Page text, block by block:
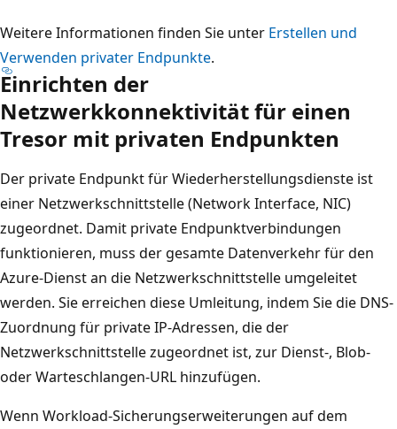
Weitere Informationen finden Sie unter Erstellen und
Verwenden privater Endpunkte.
Einrichten der
Netzwerkkonnektivität für einen
Tresor mit privaten Endpunkten
Der private Endpunkt für Wiederherstellungsdienste ist
einer Netzwerkschnittstelle (Network Interface, NIC)
zugeordnet. Damit private Endpunktverbindungen
funktionieren, muss der gesamte Datenverkehr für den
Azure-Dienst an die Netzwerkschnittstelle umgeleitet
werden. Sie erreichen diese Umleitung, indem Sie die DNS-
Zuordnung für private IP-Adressen, die der
Netzwerkschnittstelle zugeordnet ist, zur Dienst-, Blob-
oder Warteschlangen-URL hinzufügen.
Wenn Workload-Sicherungserweiterungen auf dem